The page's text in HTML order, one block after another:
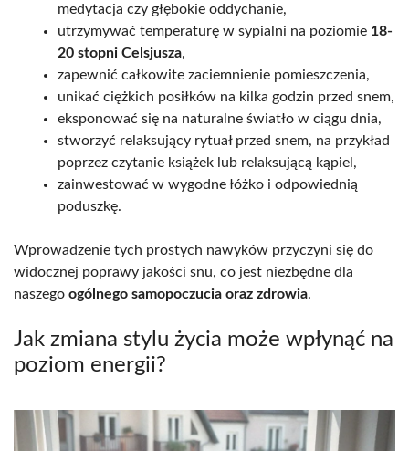
medytacja czy głębokie oddychanie,
utrzymywać temperaturę w sypialni na poziomie 18-
20 stopni Celsjusza,
zapewnić całkowite zaciemnienie pomieszczenia,
unikać ciężkich posiłków na kilka godzin przed snem,
eksponować się na naturalne światło w ciągu dnia,
stworzyć relaksujący rytuał przed snem, na przykład
poprzez czytanie książek lub relaksującą kąpiel,
zainwestować w wygodne łóżko i odpowiednią
poduszkę.
Wprowadzenie tych prostych nawyków przyczyni się do
widocznej poprawy jakości snu, co jest niezbędne dla
naszego ogólnego samopoczucia oraz zdrowia.
Jak zmiana stylu życia może wpłynąć na
poziom energii?